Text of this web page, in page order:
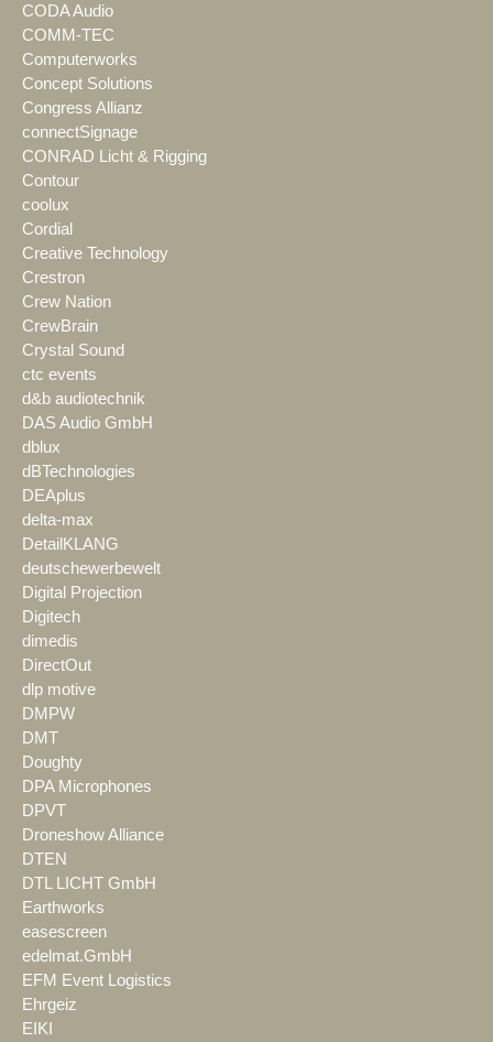
CODA Audio
COMM-TEC
Computerworks
Concept Solutions
Congress Allianz
connectSignage
CONRAD Licht & Rigging
Contour
coolux
Cordial
Creative Technology
Crestron
Crew Nation
CrewBrain
Crystal Sound
ctc events
d&b audiotechnik
DAS Audio GmbH
dblux
dBTechnologies
DEAplus
delta-max
DetailKLANG
deutschewerbewelt
Digital Projection
Digitech
dimedis
DirectOut
dlp motive
DMPW
DMT
Doughty
DPA Microphones
DPVT
Droneshow Alliance
DTEN
DTL LICHT GmbH
Earthworks
easescreen
edelmat.GmbH
EFM Event Logistics
Ehrgeiz
EIKI